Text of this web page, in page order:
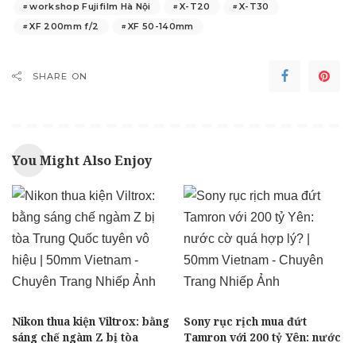
workshop Fujifilm Hà Nội
X-T20
X-T30
XF 200mm f/2
XF 50-140mm
SHARE ON
You Might Also Enjoy
Nikon thua kiện Viltrox: bằng
sáng chế ngàm Z bị tòa
Sony rục rịch mua đứt
Tamron với 200 tỷ Yên: nước